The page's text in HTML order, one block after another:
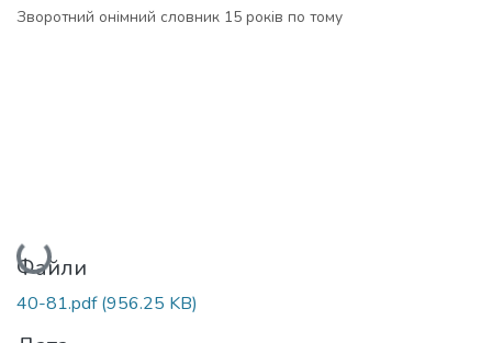
Зворотний онімний словник 15 років по тому
Вантажиться...
Файли
40-81.pdf(956.25 KB)